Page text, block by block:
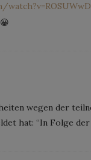
wegen der
hat: “In Folge